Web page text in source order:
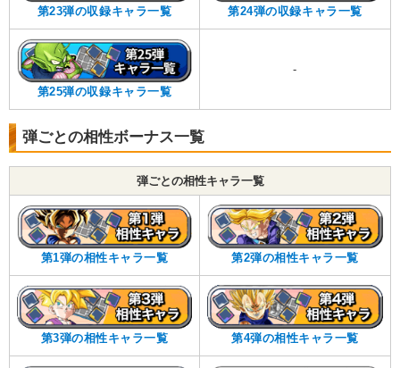
第23弾の収録キャラ一覧 第24弾の収録キャラ一覧
第25弾の収録キャラ一覧
-
弾ごとの相性ボーナス一覧
弾ごとの相性キャラ一覧
第1弾の相性キャラ一覧 第2弾の相性キャラ一覧
第3弾の相性キャラ一覧 第4弾の相性キャラ一覧